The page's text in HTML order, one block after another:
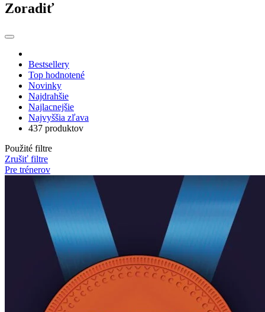
Zoradiť
Bestsellery
Top hodnotené
Novinky
Najdrahšie
Najlacnejšie
Najvyššia zľava
437 produktov
Použité filtre
Zrušiť filtre
Pre trénerov